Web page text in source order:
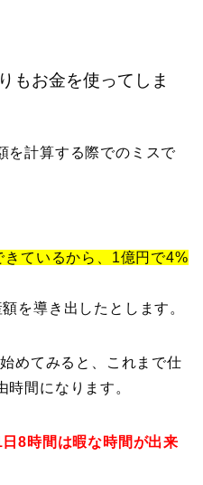
もお金を使ってしま
を計算する際でのミスで
きているから、1億円で4%
を導き出したとします。
めてみると、これまで仕
間になります。
8時間は暇な時間が出来